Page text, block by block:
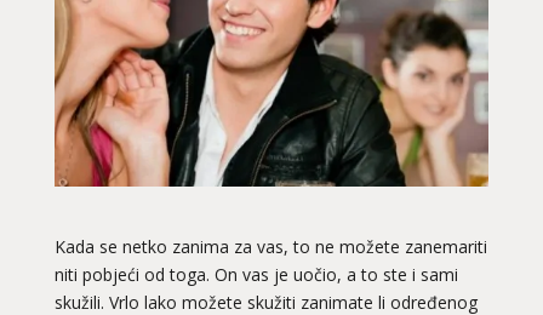
Kada se netko zanima za vas, to ne možete zanemariti
niti pobjeći od toga. On vas je uočio, a to ste i sami
skužili. Vrlo lako možete skužiti zanimate li određenog